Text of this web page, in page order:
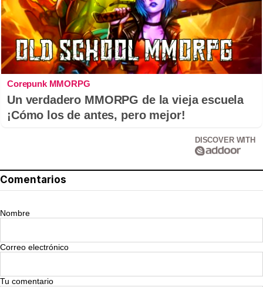
Corepunk MMORPG
Un verdadero MMORPG de la vieja escuela
¡Cómo los de antes, pero mejor!
DISCOVER WITH
Comentarios
Nombre
Correo electrónico
Tu comentario